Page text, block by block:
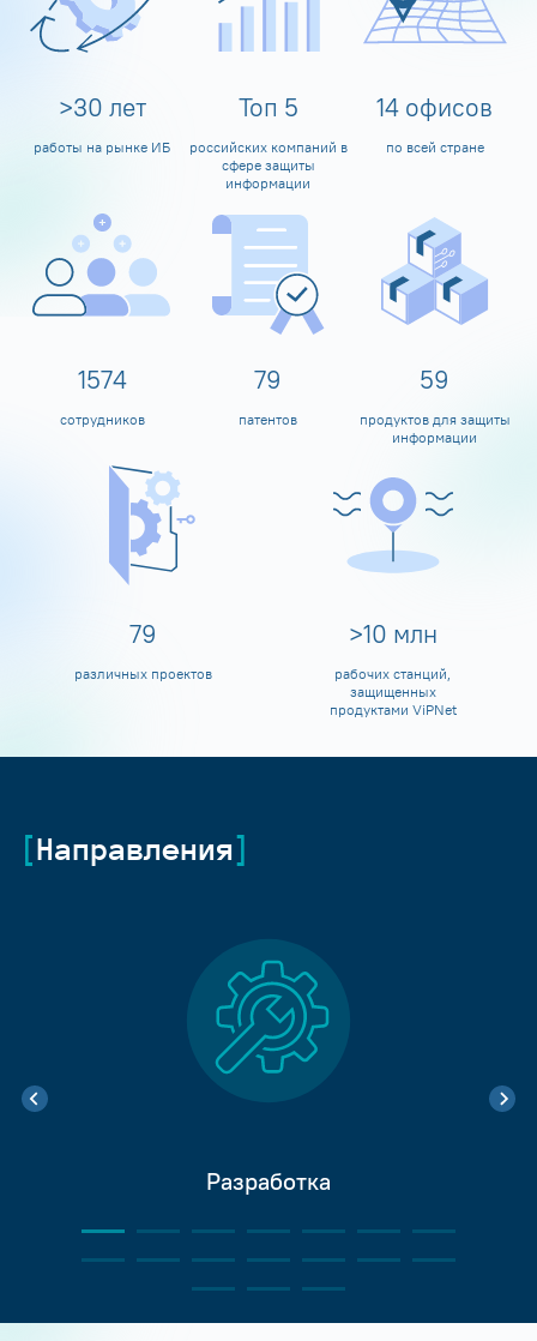
>30 лет
работы на рынке ИБ
Топ 5
российских компаний в
сфере защиты
информации
14 офисов
по всей стране
1600
сотрудников
80
патентов
60
продуктов для защиты
информации
80
различных проектов
>10 млн
рабочих станций,
защищенных
продуктами ViPNet
Направления
Разработка